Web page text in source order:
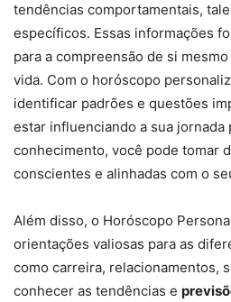
tendências comportamentais,
específicos. Essas informações
para a compreensão de si
vida. Com o horóscopo
identificar padrões e questões
estar influenciando a sua jornada
conhecimento, você pode tomar
conscientes e alinhadas com o
Além disso, o Horóscopo
orientações valiosas para as
como carreira, relacionamentos,
conhecer as tendências e